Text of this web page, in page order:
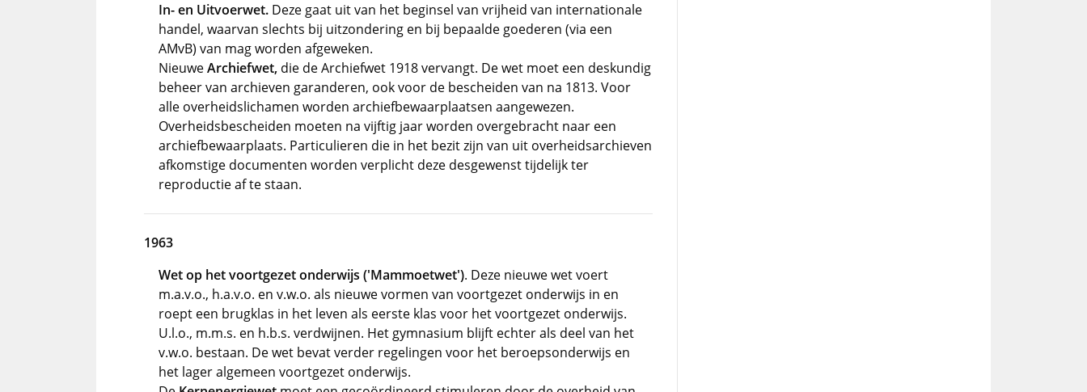
In- en Uitvoerwet. Deze gaat uit van het beginsel van vrijheid van internationale
handel, waarvan slechts bij uitzondering en bij bepaalde goederen (via een
AMvB) van mag worden afgeweken.
NieuweArchiefwet, die de Archiefwet 1918 vervangt. De wet moet een deskundig
beheer van archieven garanderen, ook voor de bescheiden van na 1813. Voor
alle overheidslichamen worden archiefbewaarplaatsen aangewezen.
Overheidsbescheiden moeten na vijftig jaar worden overgebracht naar een
archiefbewaarplaats. Particulieren die in het bezit zijn van uit overheidsarchieven
afkomstige documenten worden verplicht deze desgewenst tijdelijk ter
reproductie af te staan.
1963
Wet op het voortgezet onderwijs ('Mammoetwet'). Deze nieuwe wet voert
m.a.v.o., h.a.v.o. en v.w.o. als nieuwe vormen van voortgezet onderwijs in en
roept een brugklas in het leven als eerste klas voor het voortgezet onderwijs.
U.l.o., m.m.s. en h.b.s. verdwijnen. Het gymnasium blijft echter als deel van het
v.w.o. bestaan. De wet bevat verder regelingen voor het beroepsonderwijs en
het lager algemeen voortgezet onderwijs.